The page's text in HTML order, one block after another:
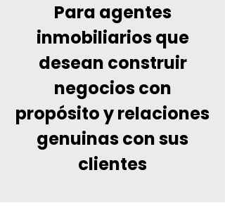
Para agentes
inmobiliarios que
desean construir
negocios con
propósito y relaciones
genuinas con sus
clientes